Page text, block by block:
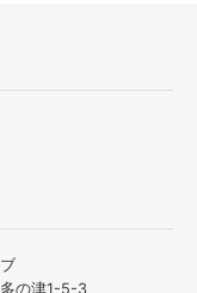
の津1-5-3